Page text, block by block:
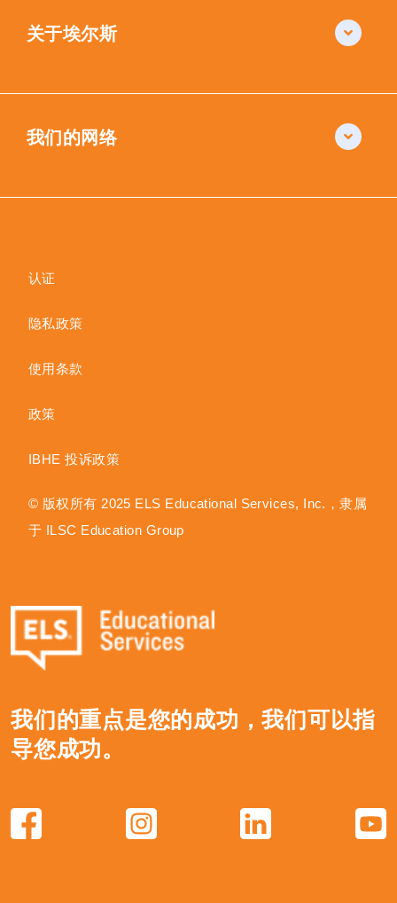
我们的重点是您的成功，我们可以指
导您成功。
关于埃尔斯
我们的网络
认证
隐私政策
使用条款
政策
IBHE 投诉政策
© 版权所有 2025 ELS Educational Services, Inc.，隶属
于 ILSC Education Group